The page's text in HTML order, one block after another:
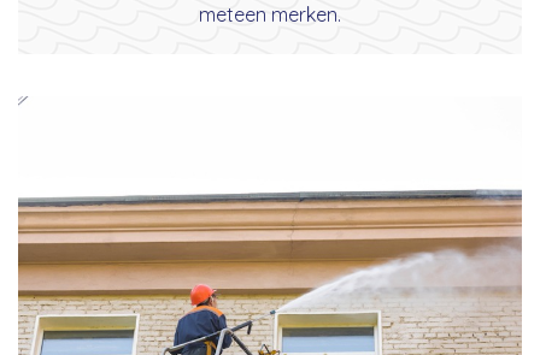
meteen merken.